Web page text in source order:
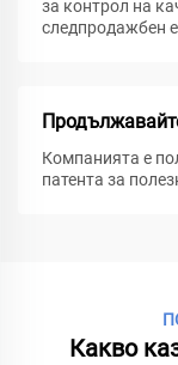
за контрол на
следпродажбен
Компанията е
патента за
Какво